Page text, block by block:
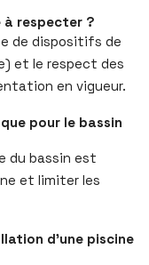
à respecter ?
de dispositifs de
et le respect des
en vigueur.
pour le bassin
du bassin est
et limiter les
d’une piscine